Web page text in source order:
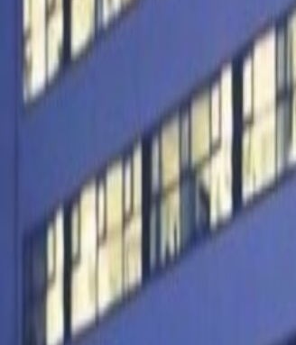
Irodák a
Irodatér
Gyakorlatias
a weboldalról
Coworking asztalok